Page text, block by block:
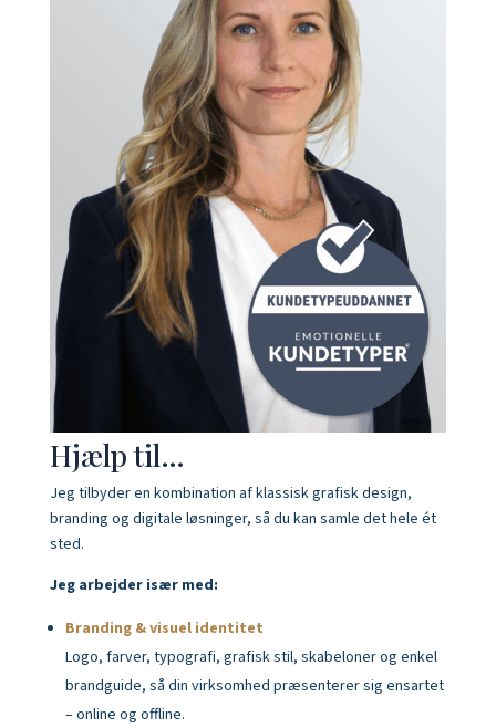
Hjælp til…
Jeg tilbyder en kombination af klassisk grafisk design,
branding og digitale løsninger, så du kan samle det hele ét
sted.
Jeg arbejder især med:
Branding & visuel identitet
Logo, farver, typografi, grafisk stil, skabeloner og enkel
brandguide, så din virksomhed præsenterer sig ensartet
– online og offline.